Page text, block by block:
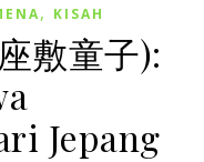
, KISAH
敷童子):
Jepang